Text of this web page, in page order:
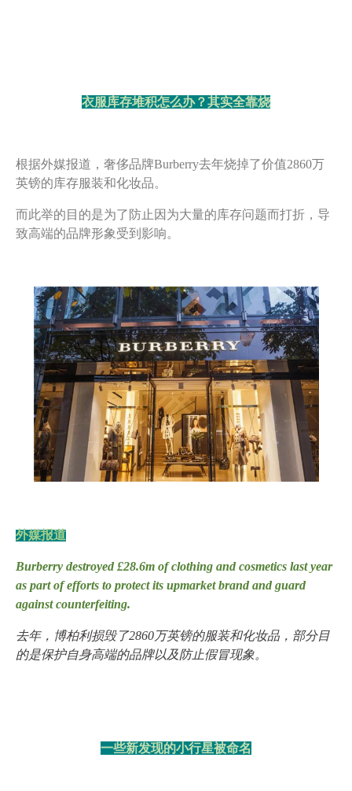
衣服库存堆积怎么办？其实全靠烧
根据外媒报道，奢侈品牌Burberry去年烧掉了价值2860万
英镑的库存服装和化妆品。
而此举的目的是为了防止因为大量的库存问题而打折，导
致高端的品牌形象受到影响。
外媒报道
Burberry destroyed £28.6m of clothing and cosmetics last year
as part of efforts to protect its upmarket brand and guard
against counterfeiting.
去年，博柏利损毁了2860万英镑的服装和化妆品，部分目
的是保护自身高端的品牌以及防止假冒现象。
一些新发现的小行星被命名